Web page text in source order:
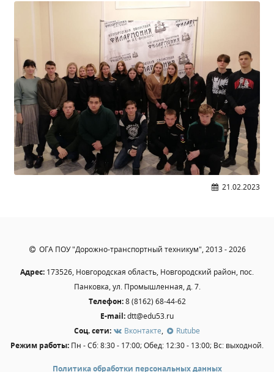
СВЕДЕНИЯ ОБ ОБРАЗОВАТЕЛЬНОЙ ОРГАНИЗАЦИИ
Основные сведения
Структура и органы управления образовательной
организацией
Документы
Образование
Образовательные стандарты и требования
Руководство
Педагогический состав
оснащенность образовательного процесса.
Вакантные места для приёма (перевода)
Международное сотрудничество
Организация питания в образовательной
организации
21.02.2023
ОГА ПОУ "Дорожно-транспортный техникум", 2013 - 2026
Адрес: 173526, Новгородская область, Новгородский район, пос.
Панковка, ул. Промышленная, д. 7.
Телефон:8 (8162) 68-44-62
E-mail:dtt@edu53.ru
Соц. сети:
Вконтакте,
Rutube
Режим работы: Пн - Сб: 8:30 - 17:00; Обед: 12:30 - 13:00; Вс: выходной.
Политика обработки персональных данных